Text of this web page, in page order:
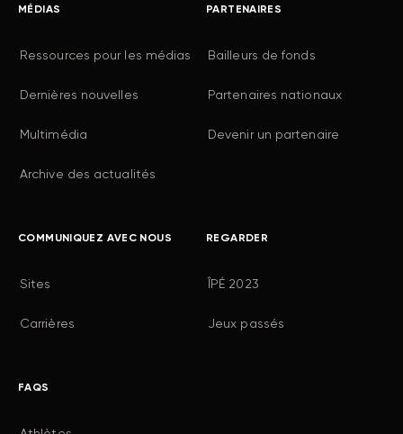
MÉDIAS
Ressources pour les médias
Dernières nouvelles
Multimédia
Archive des actualités
PARTENAIRES
Bailleurs de fonds
Partenaires nationaux
Devenir un partenaire
COMMUNIQUEZ AVEC NOUS
Sites
Carrières
REGARDER
ÎPÉ 2023
Jeux passés
FAQS